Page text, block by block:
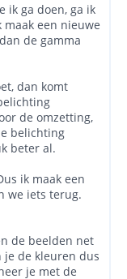
ik ga doen, ga ik
een nieuwe
de gamma
dan komt
de omzetting,
belichting
beter al.
ik maak een
we iets terug.
de beelden net
je de kleuren dus
je met de